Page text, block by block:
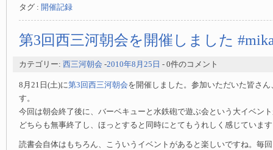
タグ : 開催記録
第3回西三河朝会を開催しました
カテゴリー: 西三河朝会 -2010年8月25日 - 0件のコメント
8月21日(土)に第3回西三河朝会を開催しました。参加いただいた皆さ
す。
今回は朝会終了後に、バーベキューと水鉄砲で遊ぶ会という大イベン
どちらも無事終了し、ほっとすると同時にとてもうれしく感じていま
読書会自体はもちろん、こういうイベントがあると楽しいですね。毎